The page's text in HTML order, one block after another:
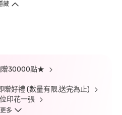
藏
贈30000點★
好禮 (數量有限,送完為止)
印花一張
多